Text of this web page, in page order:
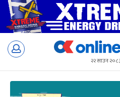
Skip
२२ साउन